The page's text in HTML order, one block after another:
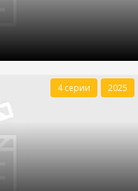
4 серии 2025